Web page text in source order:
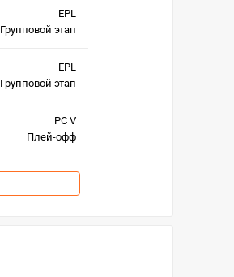
EPL
Групповой этап
EPL
Групповой этап
PC V
Плей-офф